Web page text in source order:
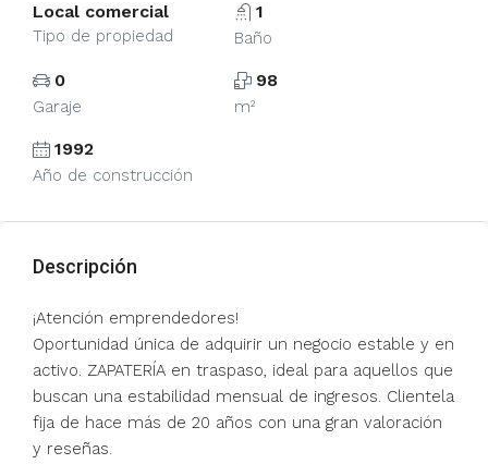
Local comercial
Tipo de propiedad
1
Baño
0
Garaje
98
m²
1992
Año de construcción
Descripción
¡Atención emprendedores!
Oportunidad única de adquirir un negocio estable y en
activo. ZAPATERÍA en traspaso, ideal para aquellos que
buscan una estabilidad mensual de ingresos. Clientela
fija de hace más de 20 años con una gran valoración
y reseñas.